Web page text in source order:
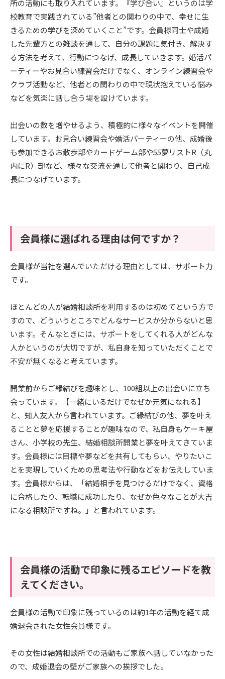
所の活動にも取り入れています。『学び合い』というのは学
校教育で実践されている”他者との関わりの中で、幸せに生
きるための学びを深めていくこと”です。会員様同士や成婚
した先輩方との雑談を通して、自分の課題に気付き、解決す
る方法を考えて、行動につなげ、成長していきます。婚活パ
ーティーやお見合い練習会だけでなく、オンライン練習会や
クラブ活動など、他者との関わりの中で現状抱えている悩み
などを気楽に話し合う場を設けています。
出会いの数を増やせるよう、積極的に様々なイベントを開催
しています。お見合い練習会や婚活パーティーの他、成婚後
も参加できるお散歩部やカードゲーム部や55夢リストR（丸
内にR）部など、様々な交流を通して他者と関わり、自己成
長につなげています。
会員様に選ばれる理由は何ですか？
会員様が当社を選んでいただける理由としては、サポート力
です。
ほとんどの人が結婚相談所を利用するのは初めてという方で
すので、どういうところでどんなサービスか分からないと思
います。そんなときには、サポートをしてくれる人がどんな
人かというのが大切ですが、私自身を知っていただくことで
不安が無くなると考えています。
開業前からご縁結びを趣味とし、100組以上の出会いに立ち
会っています。【一緒にいるだけでなぜか元気になれる】
と、知人友人から言われています。ご縁結びの他、夢を叶え
ることと夢を応援することが趣味なので、私自身もケーキ屋
さん、小学校の先生、結婚相談所開業と夢を叶えてきていま
す。会員様には目標や夢などを共有してもらい、やりたいこ
とを実現していくための思考法や行動などをお伝えしていま
す。会員様からは、「結婚相手を見つけるだけでなく、資格
に合格したり、転職に成功したり、なぜか色々なことが大吉
になる相談所ですね。」と言われています。
会員様の活動で印象に残るエピソードを教
えてください。
会員様の活動で印象に残っているのは約1年の活動を経て成
婚退会された女性会員様です。
その女性は結婚相談所での活動もご家族へ話していなかった
ので、成婚退会の壁がご家族への挨拶でした。